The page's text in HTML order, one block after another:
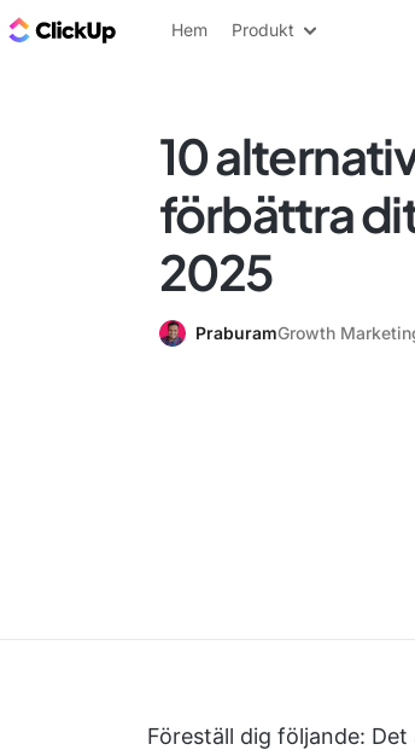
ClickUp-bloggen
Hem Produkt
10
förbättra
2025
PraburamGrowth
Föreställ dig följande: